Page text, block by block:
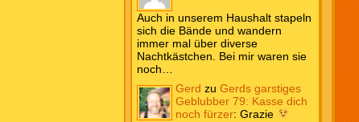
Auch in unserem Haushalt stapeln
sich die Bände und wandern
immer mal über diverse
Nachtkästchen. Bei mir waren sie
noch…
Gerd zuGerds garstiges
Geblubber 79: Kasse dich
noch fürzer:Grazie